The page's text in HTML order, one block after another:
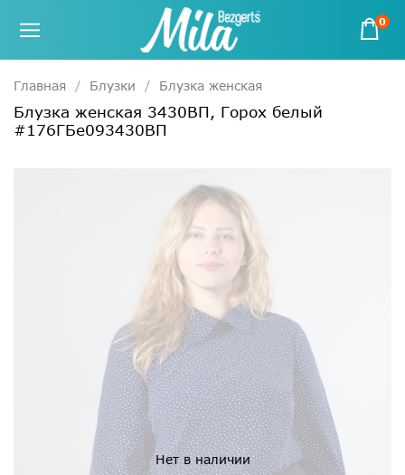
0
Главная Блузки Блузка женская
Блузка женская 3430ВП, Горох белый
#176ГБе093430ВП
Нет в наличии